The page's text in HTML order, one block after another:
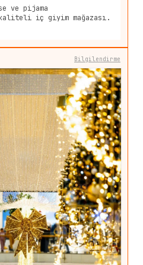
ve pijama
iç giyim mağazası.
Bilgilendirme